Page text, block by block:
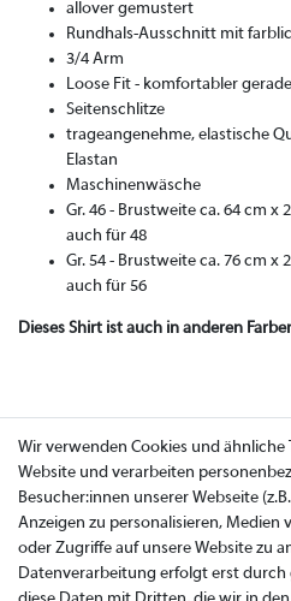
allover gemustert
Rundhals-Ausschnitt mit
3/4 Arm
Loose Fit - komfortabler
Seitenschlitze
trageangenehme, elastische
Elastan
Maschinenwäsche
Gr. 46 - Brustweite ca. 64 cm x
auch für 48
Gr. 54 - Brustweite ca. 76 cm x
auch für 56
Dieses Shirt ist auch in anderen
Wir verwenden Cookies und
Website und verarbeiten
Besucher:innen unserer Webseite
Anzeigen zu personalisieren,
oder Zugriffe auf unsere Website zu
Datenverarbeitung erfolgt erst durch